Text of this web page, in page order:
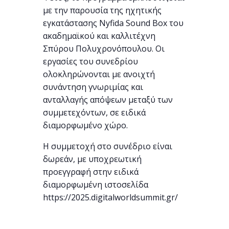
με την παρουσία της ηχητικής
εγκατάστασης Nyfida Sound Box του
ακαδημαϊκού και καλλιτέχνη
Σπύρου Πολυχρονόπουλου. Οι
εργασίες του συνεδρίου
ολοκληρώνονται με ανοιχτή
συνάντηση γνωριμίας και
ανταλλαγής απόψεων μεταξύ των
συμμετεχόντων, σε ειδικά
διαμορφωμένο χώρο.
Η συμμετοχή στο συνέδριο είναι
δωρεάν, με υποχρεωτική
προεγγραφή στην ειδικά
διαμορφωμένη ιστοσελίδα
https://2025.digitalworldsummit.gr/